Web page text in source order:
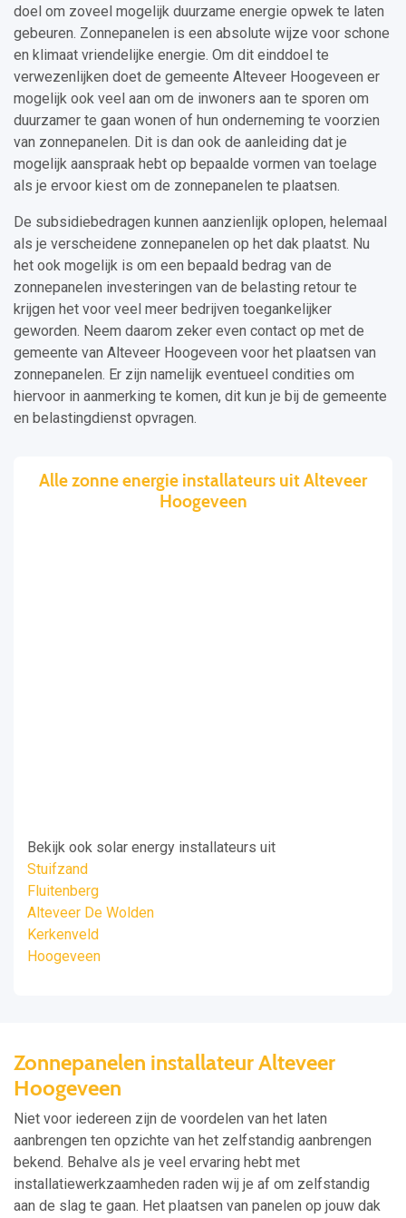
doel om zoveel mogelijk duurzame energie opwek te laten
gebeuren. Zonnepanelen is een absolute wijze voor schone
en klimaat vriendelijke energie. Om dit einddoel te
verwezenlijken doet de gemeente Alteveer Hoogeveen er
mogelijk ook veel aan om de inwoners aan te sporen om
duurzamer te gaan wonen of hun onderneming te voorzien
van zonnepanelen. Dit is dan ook de aanleiding dat je
mogelijk aanspraak hebt op bepaalde vormen van toelage
als je ervoor kiest om de zonnepanelen te plaatsen.
De subsidiebedragen kunnen aanzienlijk oplopen, helemaal
als je verscheidene zonnepanelen op het dak plaatst. Nu
het ook mogelijk is om een bepaald bedrag van de
zonnepanelen investeringen van de belasting retour te
krijgen het voor veel meer bedrijven toegankelijker
geworden. Neem daarom zeker even contact op met de
gemeente van Alteveer Hoogeveen voor het plaatsen van
zonnepanelen. Er zijn namelijk eventueel condities om
hiervoor in aanmerking te komen, dit kun je bij de gemeente
en belastingdienst opvragen.
Alle zonne energie installateurs uit Alteveer
Hoogeveen
Bekijk ook solar energy installateurs uit
Stuifzand
Fluitenberg
Alteveer De Wolden
Kerkenveld
Hoogeveen
Zonnepanelen installateur Alteveer
Hoogeveen
Niet voor iedereen zijn de voordelen van het laten
aanbrengen ten opzichte van het zelfstandig aanbrengen
bekend. Behalve als je veel ervaring hebt met
installatiewerkzaamheden raden wij je af om zelfstandig
aan de slag te gaan. Het plaatsen van panelen op jouw dak